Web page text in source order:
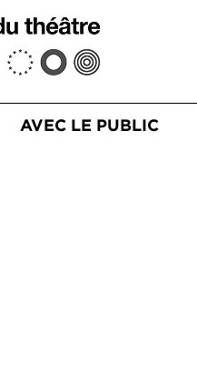
Aller au contenu principal
AVEC LE PUBLIC